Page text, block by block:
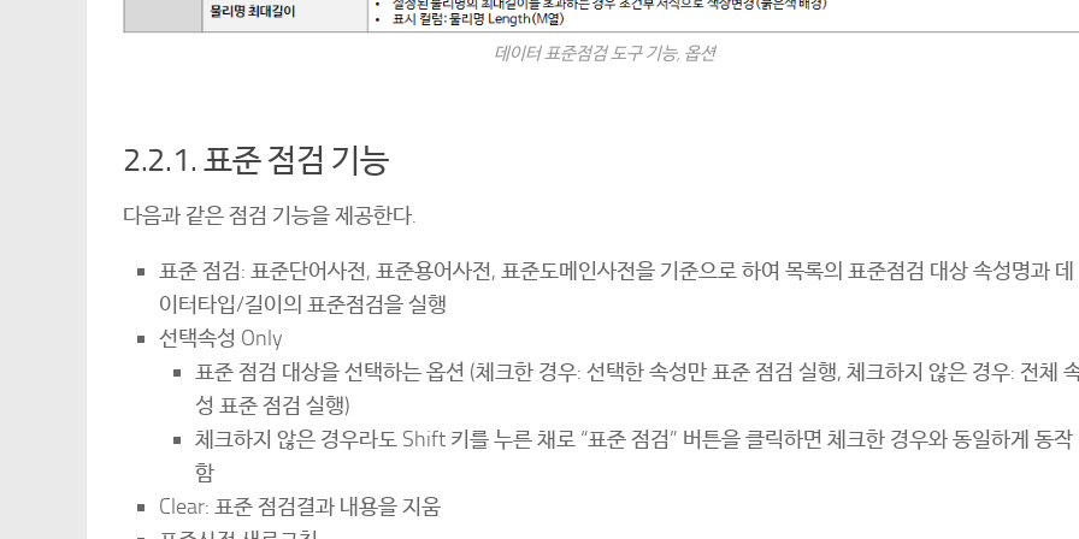
데이터 표준점검 도구 기능, 옵션
2.2.1. 표준 점검 기능
다음과 같은 점검 기능을 제공한다.
표준 점검: 표준단어사전, 표준용어사전, 표준도메인사전을 기준으로 하여 목록의 표준점검 대상 속성명과 데
이터타입/길이의 표준점검을 실행
선택속성 Only
표준 점검 대상을 선택하는 옵션 (체크한 경우: 선택한 속성만 표준 점검 실행, 체크하지 않은 경우: 전체
성 표준 점검 실행)
체크하지 않은 경우라도 Shift 키를 누른 채로 “표준 점검” 버튼을 클릭하면 체크한 경우와 동일하게 동작
함
Clear: 표준 점검결과 내용을 지움